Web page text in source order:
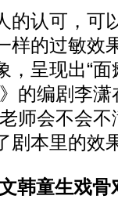
认可，可
样的过敏效
呈现出“面
的编剧李
师会不会
剧本里的效
韩童生戏骨